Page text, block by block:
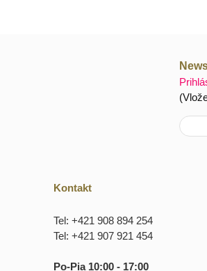
Kontakt
Tel: +421 908 894 254
Tel: +421 907 921 454
Po-Pia 10:00 - 17:00